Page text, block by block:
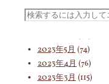
検
索
2023年8月(91)
2023年7月(89)
2023年5月 (74)
2023年4月 (76)
2023年3月 (115)